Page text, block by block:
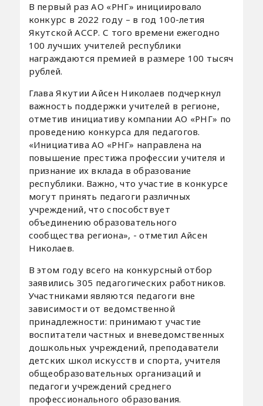
В первый раз АО «РНГ» инициировало
конкурс в 2022 году – в год 100-летия
Якутской АССР. С того времени ежегодно
100 лучших учителей республики
награждаются премией в размере 100 тысяч
рублей.
Глава Якутии Айсен Николаев подчеркнул
важность поддержки учителей в регионе,
отметив инициативу компании АО «РНГ» по
проведению конкурса для педагогов.
«Инициатива АО «РНГ» направлена на
повышение престижа профессии учителя и
признание их вклада в образование
республики. Важно, что участие в конкурсе
могут принять педагоги различных
учреждений, что способствует
объединению образовательного
сообщества региона», - отметил Айсен
Николаев.
В этом году всего на конкурсный отбор
заявились 305 педагогических работников.
Участниками являются педагоги вне
зависимости от ведомственной
принадлежности: принимают участие
воспитатели частных и вневедомственных
дошкольных учреждений, преподаватели
детских школ искусств и спорта, учителя
общеобразовательных организаций и
педагоги учреждений среднего
профессионального образования.